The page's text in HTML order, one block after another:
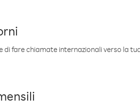
di fare chiamate internazionali verso la